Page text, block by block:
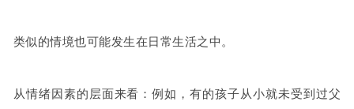
类似的情境也可能发生在日常生活之中。
从情绪因素的层面来看：例如，有的孩子从小就未受到过父